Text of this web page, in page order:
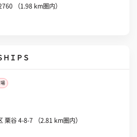
（1.98 km圏内）
ＨＩＰＳ
栗谷 4-8-7 （2.81 km圏内）